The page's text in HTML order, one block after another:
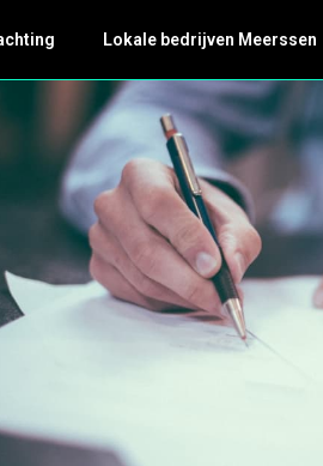
Lokale bedrijven Meerssen